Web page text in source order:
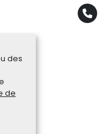
des
de